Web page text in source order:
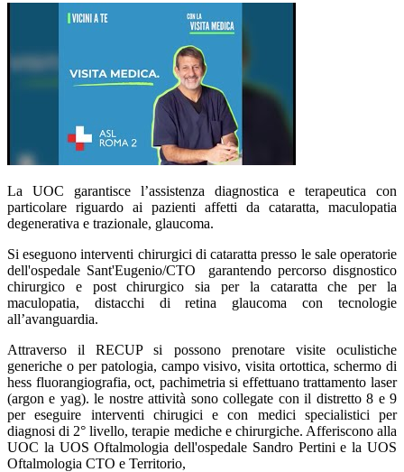
La UOC garantisce l’assistenza diagnostica e terapeutica con
particolare riguardo ai pazienti affetti da cataratta, maculopatia
degenerativa e trazionale, glaucoma.
Si eseguono interventi chirurgici di cataratta presso le sale operatorie
dell'ospedale Sant'Eugenio/CTO garantendo percorso disgnostico
chirurgico e post chirurgico sia per la cataratta che per la
maculopatia, distacchi di retina glaucoma con tecnologie
all’avanguardia.
Attraverso il RECUP si possono prenotare visite oculistiche
generiche o per patologia, campo visivo, visita ortottica, schermo di
hess fluorangiografia, oct, pachimetria si effettuano trattamento laser
(argon e yag). le nostre attività sono collegate con il distretto 8 e 9
per eseguire interventi chirugici e con medici specialistici per
diagnosi di 2° livello, terapie mediche e chirurgiche. Afferiscono alla
UOC la UOS Oftalmologia dell'ospedale Sandro Pertini e la UOS
Oftalmologia CTO e Territorio,